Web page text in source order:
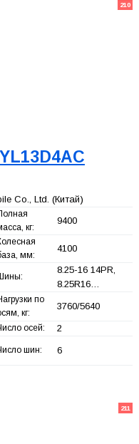
210
Co., Ltd. (Китай)
кг:
9400
мм:
4100
8.25-16 14PR,
8.25R16…
по
кг:
3760/5640
осей: 2
шин: 6
211